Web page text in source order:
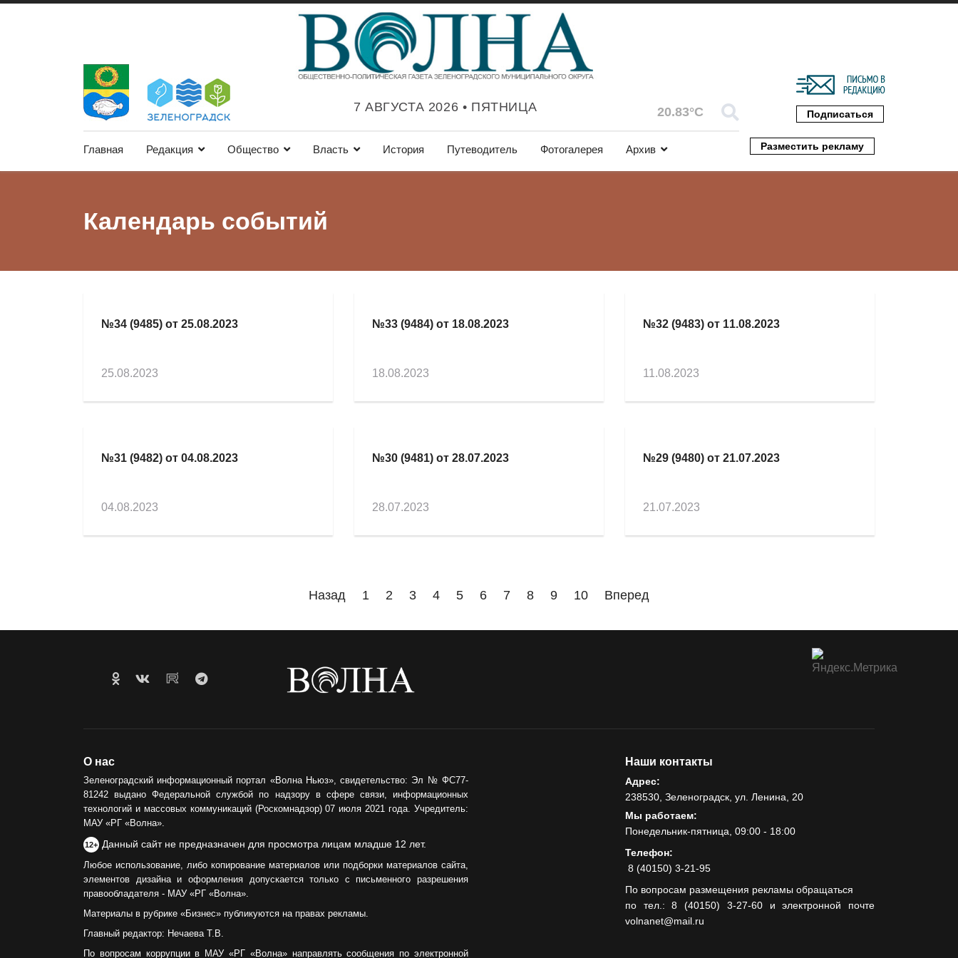
7 АВГУСТА 2026 • ПЯТНИЦА 20.83°C Подписаться
Главная Редакция Общество Власть История Путеводитель Фотогалерея Архив Разместить рекламу
Календарь событий
№34 (9485) от 25.08.2023
25.08.2023
№33 (9484) от 18.08.2023
18.08.2023
№32 (9483) от 11.08.2023
11.08.2023
№31 (9482) от 04.08.2023
04.08.2023
№30 (9481) от 28.07.2023
28.07.2023
№29 (9480) от 21.07.2023
21.07.2023
Назад 1 2 3 4 5 6 7 8 9 10 Вперед
О нас
Зеленоградский информационный портал «Волна Ньюз», свидетельство: Эл № ФС77-
81242 выдано Федеральной службой по надзору в сфере связи, информационных
технологий и массовых коммуникаций (Роскомнадзор) 07 июля 2021 года. Учредитель:
МАУ «РГ «Волна».
12+ Данный сайт не предназначен для просмотра лицам младше 12 лет.
Любое использование, либо копирование материалов или подборки материалов сайта,
элементов дизайна и оформления допускается только с письменного разрешения
правообладателя - МАУ «РГ «Волна».
Материалы в рубрике «Бизнес» публикуются на правах рекламы.
Главный редактор: Нечаева Т.В.
По вопросам коррупции в МАУ «РГ «Волна» направлять сообщения по электронной
Наши контакты
Адрес:
238530, Зеленоградск, ул. Ленина, 20
Мы работаем:
Понедельник-пятница, 09:00 - 18:00
Телефон:
8 (40150) 3-21-95
По вопросам размещения рекламы обращаться
по тел.: 8 (40150) 3-27-60 и электронной почте
volnanet@mail.ru